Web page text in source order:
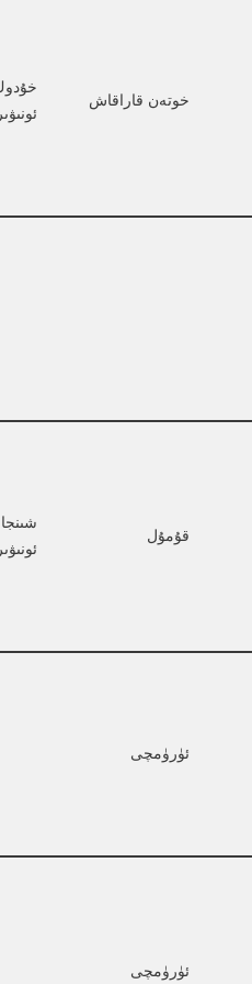
خوتەن قاراقاش
قۇمۇل
ئۈرۈمچى
ئۈرۈمچى